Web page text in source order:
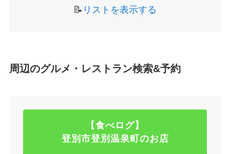
📝 リストを表示する
周辺のグルメ・レストラン検索&予約
【食べログ】
登別市登別温泉町のお店